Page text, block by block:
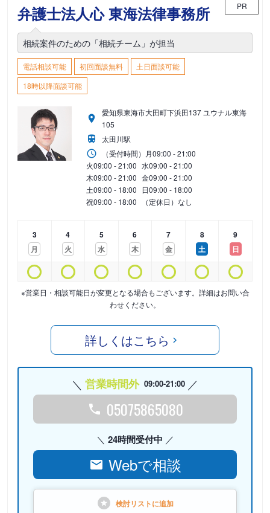
弁護士法人心 東海法律事務所 PR
相続案件のための「相続チーム」が担当
電話相談可能 初回面談無料
土日面談可能
18時以降面談可能
愛知県東海市大田町下浜田137 ユウナル東海
105
太田川駅
（受付時間） 月09:00 - 21:00
火09:00 - 21:00 水09:00 - 21:00
木09:00 - 21:00 金09:00 - 21:00
土09:00 - 18:00 日09:00 - 18:00
祝09:00 - 18:00 （定休日）なし
3
月
4
火
5
水
6
木
7
金
8
土
9
日
※営業日・相談可能日が変更となる場合もございます。詳細はお問い合
わせください。
詳しくはこちら
営業時間外 09:00-21:00
05075865080
24時間受付中
Webで相談
検討リストに追加